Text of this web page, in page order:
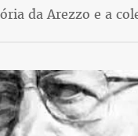
da Arezzo e a